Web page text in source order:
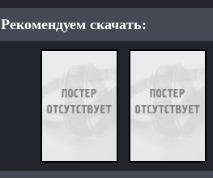
Рекомендуем скачать: